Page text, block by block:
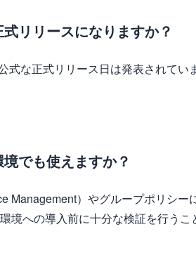
リリースになりますか？
式な正式リリース日は発表されて
でも使えますか？
Management）やグループポリシ
境への導入前に十分な検証を行う